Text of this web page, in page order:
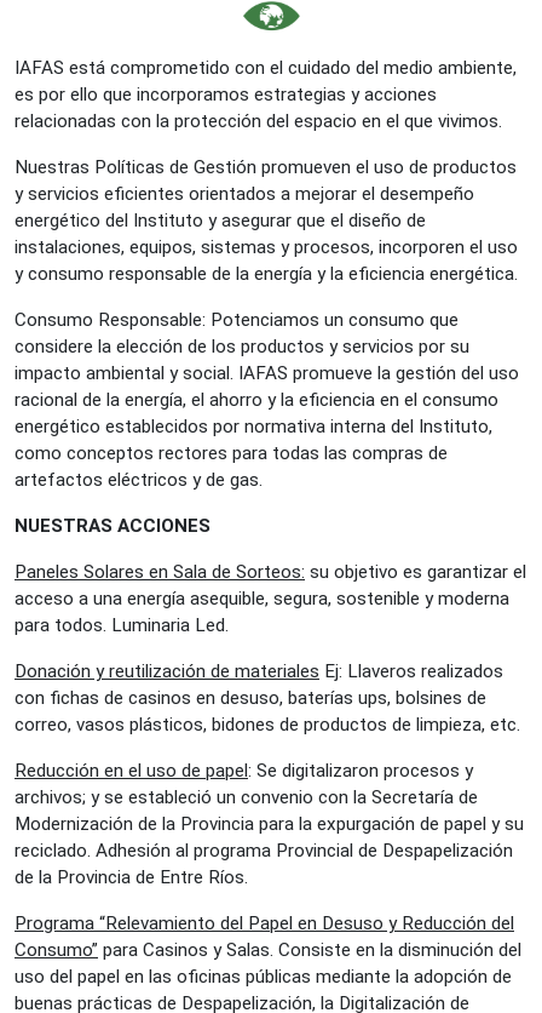
IAFAS está comprometido con el cuidado del medio ambiente,
es por ello que incorporamos estrategias y acciones
relacionadas con la protección del espacio en el que vivimos.
Nuestras Políticas de Gestión promueven el uso de productos
y servicios eficientes orientados a mejorar el desempeño
energético del Instituto y asegurar que el diseño de
instalaciones, equipos, sistemas y procesos, incorporen el uso
y consumo responsable de la energía y la eficiencia energética.
Consumo Responsable: Potenciamos un consumo que
considere la elección de los productos y servicios por su
impacto ambiental y social. IAFAS promueve la gestión del uso
racional de la energía, el ahorro y la eficiencia en el consumo
energético establecidos por normativa interna del Instituto,
como conceptos rectores para todas las compras de
artefactos eléctricos y de gas.
NUESTRAS ACCIONES
Paneles Solares en Sala de Sorteos: su objetivo es garantizar el
acceso a una energía asequible, segura, sostenible y moderna
para todos. Luminaria Led.
Donación y reutilización de materiales Ej: Llaveros realizados
con fichas de casinos en desuso, baterías ups, bolsines de
correo, vasos plásticos, bidones de productos de limpieza, etc.
Reducción en el uso de papel: Se digitalizaron procesos y
archivos; y se estableció un convenio con la Secretaría de
Modernización de la Provincia para la expurgación de papel y su
reciclado. Adhesión al programa Provincial de Despapelización
de la Provincia de Entre Ríos.
Programa “Relevamiento del Papel en Desuso y Reducción del
Consumo” para Casinos y Salas. Consiste en la disminución del
uso del papel en las oficinas públicas mediante la adopción de
buenas prácticas de Despapelización, la Digitalización de